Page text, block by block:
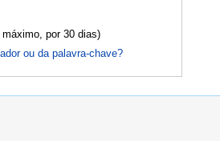
por 30 dias)
ou da palavra-chave?